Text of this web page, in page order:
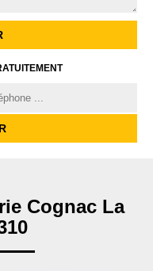
Cognac La